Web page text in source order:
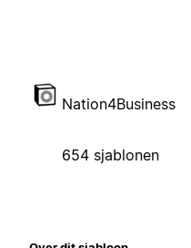
Nation4Business
654 sjablonen